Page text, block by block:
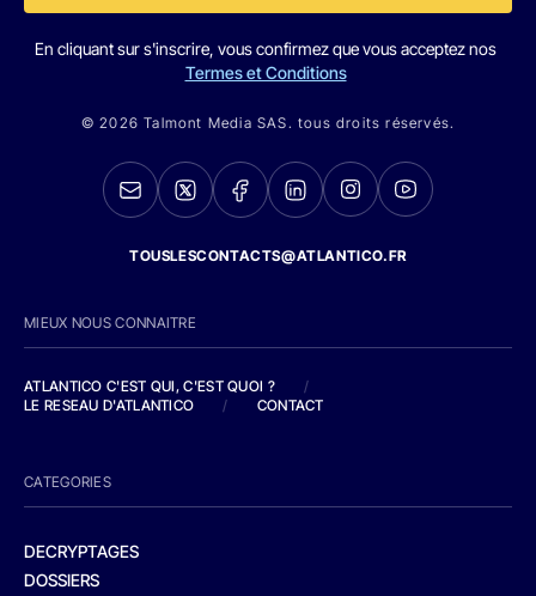
En cliquant sur s'inscrire, vous confirmez que vous acceptez nos
Termes et Conditions
© 2026 Talmont Media SAS. tous droits réservés.
TOUSLESCONTACTS@ATLANTICO.FR
MIEUX NOUS CONNAITRE
ATLANTICO C'EST QUI, C'EST QUOI ?
/
LE RESEAU D'ATLANTICO
/ CONTACT
CATEGORIES
DECRYPTAGES
DOSSIERS